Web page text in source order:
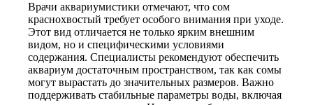
Врачи аквариумистики отмечают, что сом
краснохвостый требует особого внимания при уходе.
Этот вид отличается не только ярким внешним
видом, но и специфическими условиями
содержания. Специалисты рекомендуют обеспечить
аквариум достаточным пространством, так как сомы
могут вырастать до значительных размеров. Важно
поддерживать стабильные параметры воды, включая